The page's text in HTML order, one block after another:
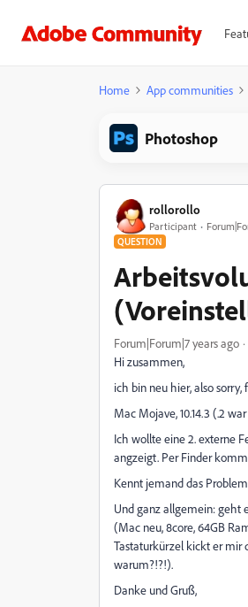
Home App communities
Photoshop
rollorollo
Participant
QUESTION
Forum|Forum|7 years ago
Hi zusammen,
ich bin neu hier, also
Mac Mojave, 10.14.3 (.2
Ich wollte eine 2. externe
angzeigt. Per Finder
Kennt jemand das
Und ganz allgemein: geht
(Mac neu, 8core, 64GB
Tastaturkürzel kickt er mir
warum?!?!).
Danke und Gruß,